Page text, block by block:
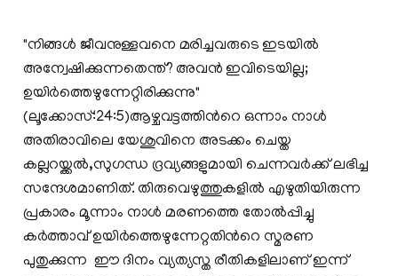
"നിങ്ങള്‍ ജീവനുള്ളവനെ മരിച്ചവരുടെ ഇടയില്‍
അന്വേഷിക്കുന്നതെന്ത്? അവന്‍ ഇവിടെയില്ല;
ഉയിര്‍ത്തെഴുന്നേറ്റിരിക്കുന്നു"
(ലൂക്കോസ്:24:5)ആഴ്ചവട്ടത്തിന്‍റെ ഒന്നാം നാള്‍
അതിരാവിലെ യേശുവിനെ അടക്കം ചെയ്ത
കല്ലറയ്ക്കല്‍,സുഗന്ധ ദ്രവ്യങ്ങളുമായി ചെന്നവര്‍ക്ക്‌ ലഭിച്ച
സന്ദേശമാണിത്. തിരുവെഴുത്തുകളില്‍ എഴുതിയിരുന്ന
പ്രകാരം മൂന്നാം നാള്‍ മരണത്തെ തോല്‍പ്പിച്ചു
കര്‍ത്താവ് ഉയിര്‍ത്തെഴുന്നേറ്റതിന്‍റെ സ്മരണ
പുതുക്കുന്ന ഈ ദിനം വ്യത്യസ്ത രീതികളിലാണ് ഇന്ന്